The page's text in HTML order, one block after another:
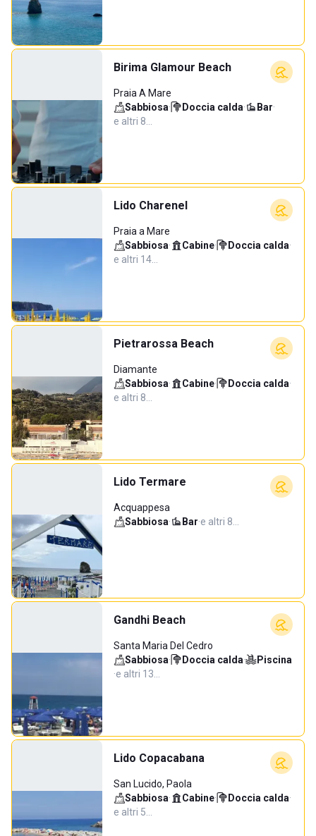
Birima Glamour Beach
Praia A Mare
Sabbiosa· Doccia calda· Bar·
e altri 8…
Lido Charenel
Praia a Mare
Sabbiosa· Cabine· Doccia calda·
e altri 14…
Pietrarossa Beach
Diamante
Sabbiosa· Cabine· Doccia calda·
e altri 8…
Lido Termare
Acquappesa
Sabbiosa· Bar·e altri 8…
Gandhi Beach
Santa Maria Del Cedro
Sabbiosa· Doccia calda·
Piscina
·e altri 13…
Lido Copacabana
San Lucido, Paola
Sabbiosa· Cabine· Doccia calda·
e altri 5…